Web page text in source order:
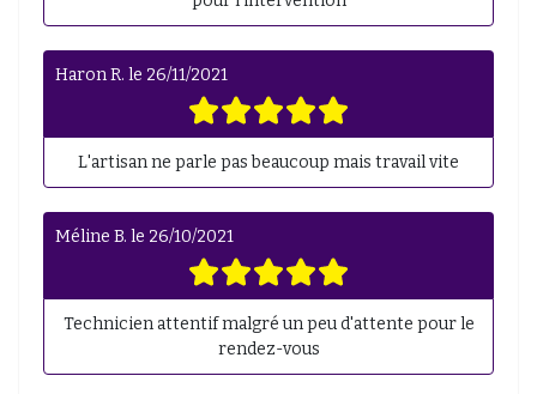
Haron R. le 26/11/2021
L'artisan ne parle pas beaucoup mais travail vite
Méline B. le 26/10/2021
Technicien attentif malgré un peu d'attente pour le
rendez-vous